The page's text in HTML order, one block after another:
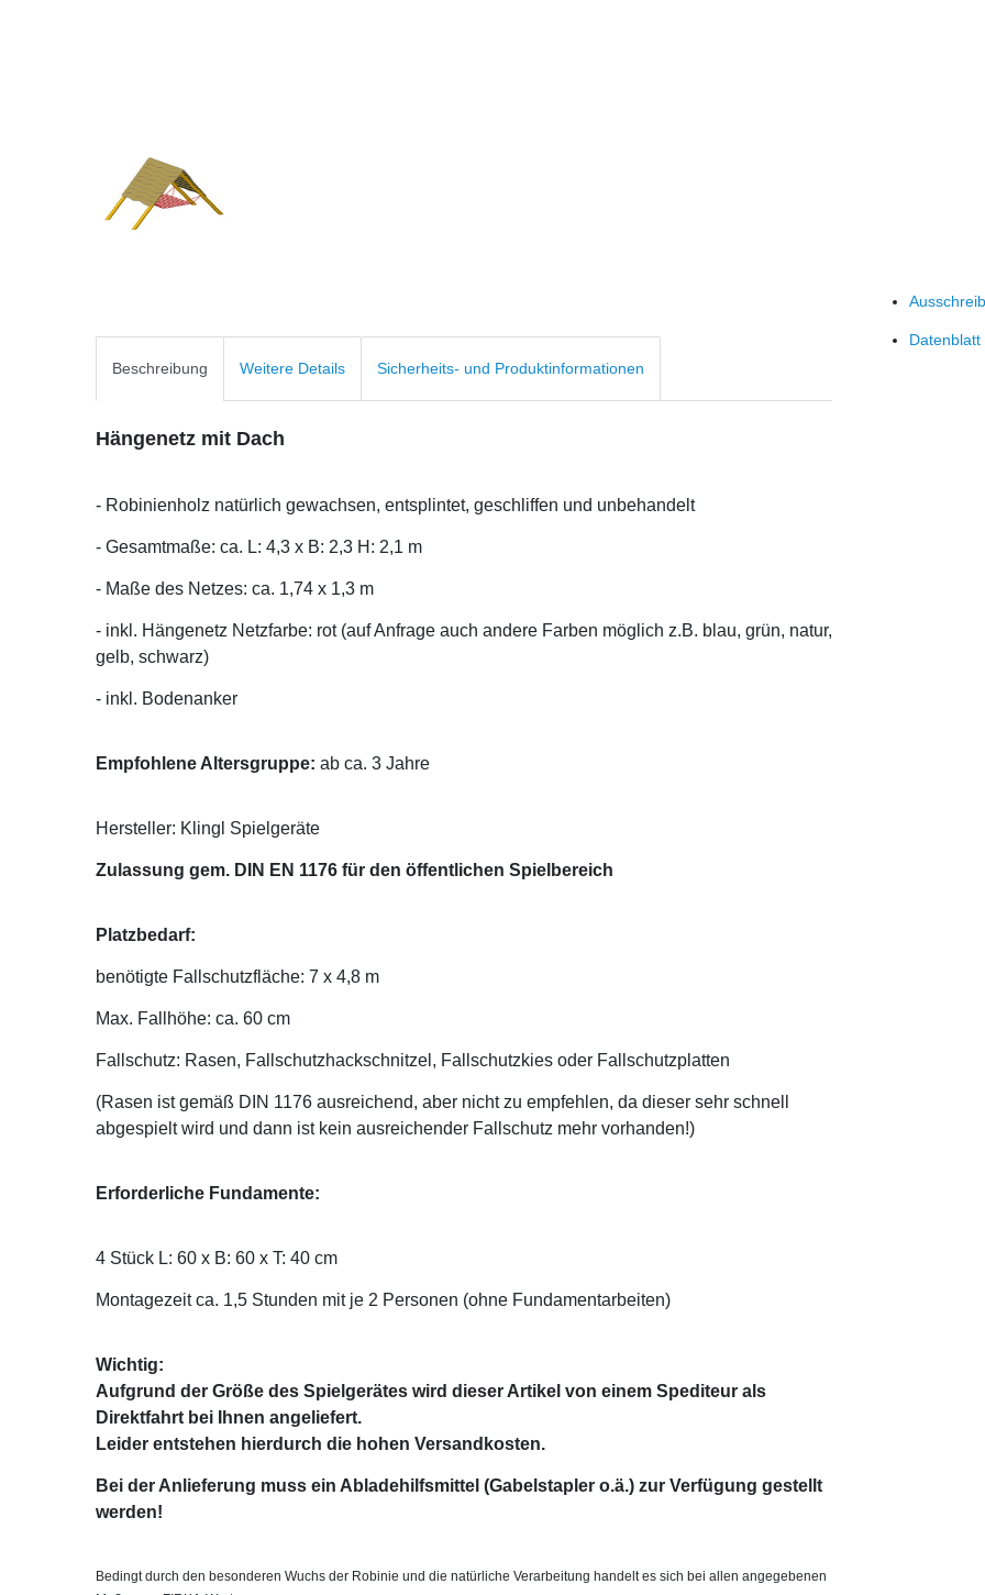
Beschreibung Weitere Details Sicherheits- und Produktinformationen
Hängenetz mit Dach
- Robinienholz natürlich gewachsen, entsplintet, geschliffen und unbehandelt
- Gesamtmaße: ca. L: 4,3 x B: 2,3 H: 2,1 m
- Maße des Netzes: ca. 1,74 x 1,3 m
- inkl. Hängenetz Netzfarbe: rot (auf Anfrage auch andere Farben möglich z.B. blau, grün, natur,
gelb, schwarz)
- inkl. Bodenanker
Empfohlene Altersgruppe: ab ca. 3 Jahre
Hersteller: Klingl Spielgeräte
Zulassung gem. DIN EN 1176 für den öffentlichen Spielbereich
Platzbedarf:
benötigte Fallschutzfläche: 7 x 4,8 m
Max. Fallhöhe: ca. 60 cm
Fallschutz: Rasen, Fallschutzhackschnitzel, Fallschutzkies oder Fallschutzplatten
(Rasen ist gemäß DIN 1176 ausreichend, aber nicht zu empfehlen, da dieser sehr schnell
abgespielt wird und dann ist kein ausreichender Fallschutz mehr vorhanden!)
Erforderliche Fundamente:
4 Stück L: 60 x B: 60 x T: 40 cm
Montagezeit ca. 1,5 Stunden mit je 2 Personen (ohne Fundamentarbeiten)
Wichtig:
Aufgrund der Größe des Spielgerätes wird dieser Artikel von einem Spediteur als
Direktfahrt bei Ihnen angeliefert.
Leider entstehen hierdurch die hohen Versandkosten.
Bei der Anlieferung muss ein Abladehilfsmittel (Gabelstapler o.ä.) zur Verfügung gestellt
werden!
Bedingt durch den besonderen Wuchs der Robinie und die natürliche Verarbeitung handelt es sich bei allen angegebenen
Datenblatt